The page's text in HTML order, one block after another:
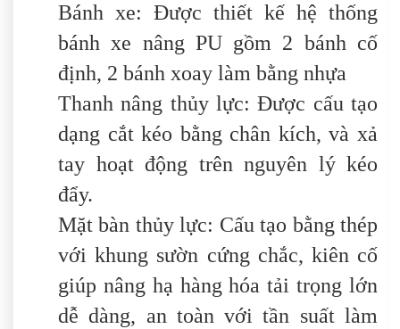
Bánh xe: Được thiết kế hệ thống
bánh xe nâng PU gồm 2 bánh cố
định, 2 bánh xoay làm bằng nhựa
Thanh nâng thủy lực: Được cấu tạo
dạng cắt kéo bằng chân kích, và xả
tay hoạt động trên nguyên lý kéo
đẩy.
Mặt bàn thủy lực: Cấu tạo bằng thép
với khung sườn cứng chắc, kiên cố
giúp nâng hạ hàng hóa tải trọng lớn
dễ dàng, an toàn với tần suất làm